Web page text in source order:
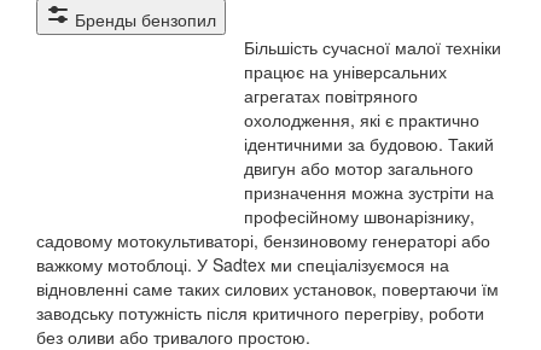
що
Бренды бензопил
Більшість сучасної малої техніки
працює на універсальних
агрегатах повітряного
охолодження, які є практично
ідентичними за будовою. Такий
двигун або мотор загального
призначення можна зустріти на
професійному швонарізнику,
садовому мотокультиваторі, бензиновому генераторі або
важкому мотоблоці. У Sadtex ми спеціалізуємося на
відновленні саме таких силових установок, повертаючи їм
заводську потужність після критичного перегріву, роботи
без оливи або тривалого простою.